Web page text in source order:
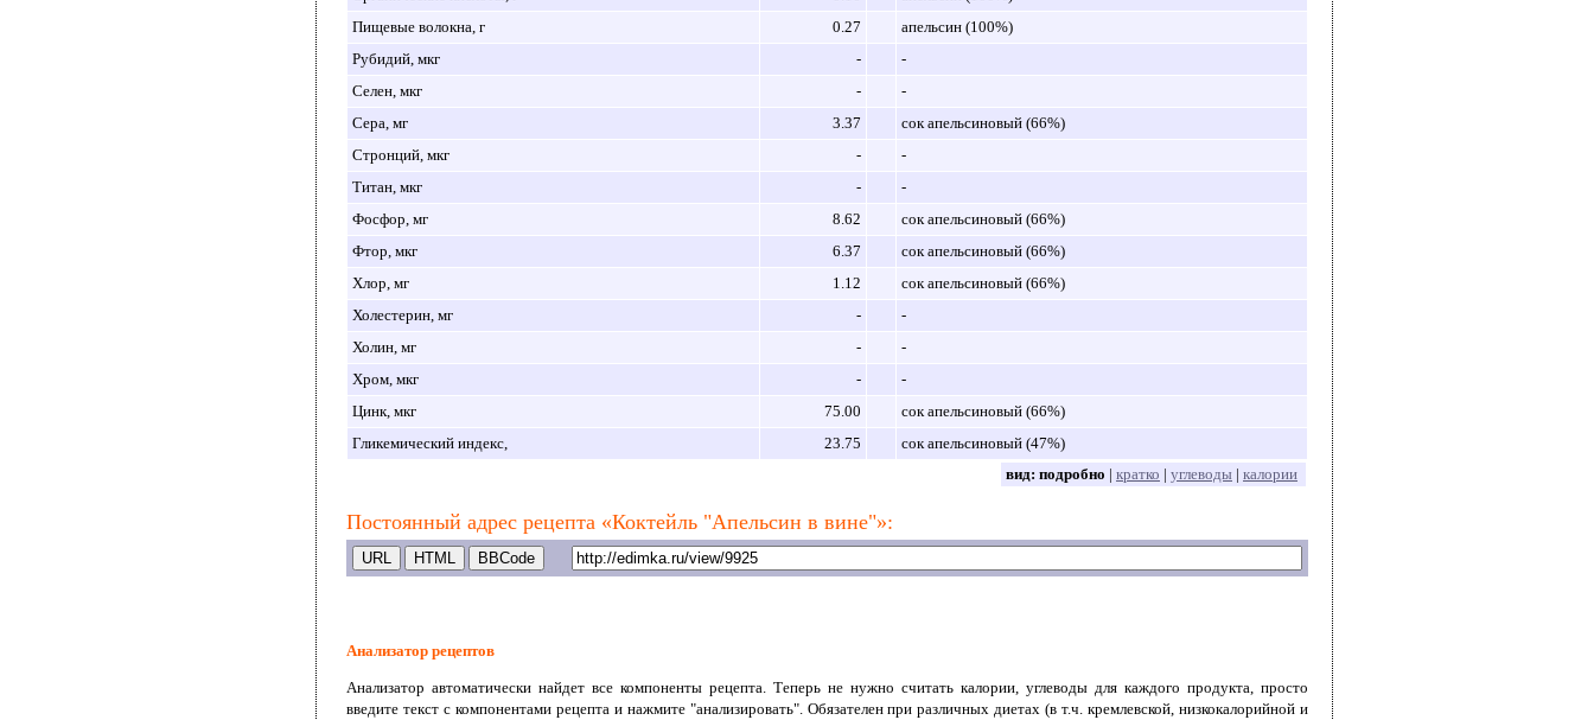
Пищевые волокна, г
0.27
апельсин (100%)
Рубидий, мкг
-
-
Селен, мкг
-
-
Сера, мг
3.37
сок апельсиновый (66%)
Стронций, мкг
-
-
Титан, мкг
-
-
Фосфор, мг
8.62
сок апельсиновый (66%)
Фтор, мкг
6.37
сок апельсиновый (66%)
Хлор, мг
1.12
сок апельсиновый (66%)
Холестерин, мг
-
-
Холин, мг
-
-
Хром, мкг
-
-
Цинк, мкг
75.00
сок апельсиновый (66%)
Гликемический индекс,
23.75
сок апельсиновый (47%)
вид: подробно | кратко | углеводы | калории
Постоянный адрес рецепта «Коктейль "Апельсин в вине"»:
Анализатор рецептов
Анализатор автоматически найдет все компоненты рецепта. Теперь не нужно считать калории, углеводы для каждого продукта, просто
введите текст с компонентами рецепта и нажмите "анализировать". Обязателен при различных диетах (в т.ч. кремлевской, низкокалорийной и